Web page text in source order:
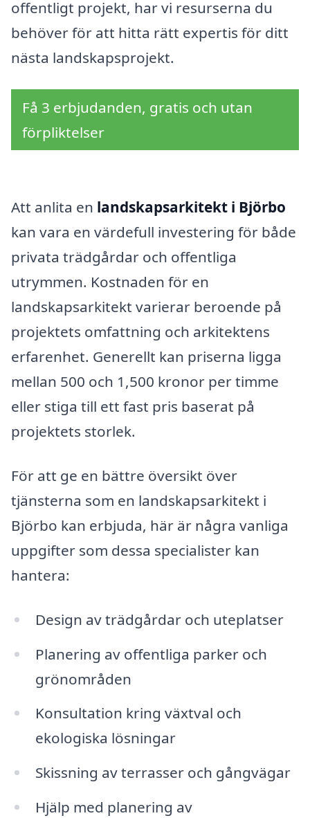
offentligt projekt, har vi resurserna du
behöver för att hitta rätt expertis för ditt
nästa landskapsprojekt.
Få 3 erbjudanden, gratis och utan
förpliktelser
Att anlita en landskapsarkitekt i Björbo
kan vara en värdefull investering för både
privata trädgårdar och offentliga
utrymmen. Kostnaden för en
landskapsarkitekt varierar beroende på
projektets omfattning och arkitektens
erfarenhet. Generellt kan priserna ligga
mellan 500 och 1,500 kronor per timme
eller stiga till ett fast pris baserat på
projektets storlek.
För att ge en bättre översikt över
tjänsterna som en landskapsarkitekt i
Björbo kan erbjuda, här är några vanliga
uppgifter som dessa specialister kan
hantera:
Design av trädgårdar och uteplatser
Planering av offentliga parker och
grönområden
Konsultation kring växtval och
ekologiska lösningar
Skissning av terrasser och gångvägar
Hjälp med planering av